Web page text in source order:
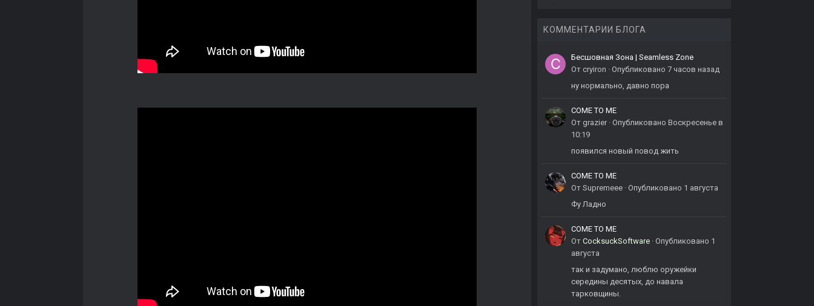
КОММЕНТАРИИ БЛОГА
Бесшовная Зона | Seamless Zone
От cryiron · Опубликовано 7 часов назад
ну нормально, давно пора
COME TO ME
От grazier · Опубликовано Воскресенье в
10:19
появился новый повод жить
COME TO ME
От Supremeee · Опубликовано 1 августа
Фу Ладно
COME TO ME
От CocksuckSoftware · Опубликовано 1
августа
так и задумано, люблю оружейки
середины десятых, до навала
тарковщины.